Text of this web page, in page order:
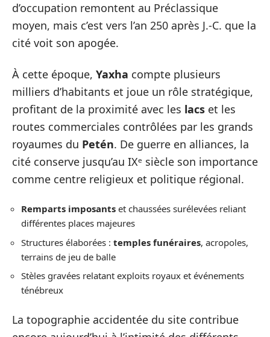
d’occupation remontent au Préclassique
moyen, mais c’est vers l’an 250 après J.-C. que la
cité voit son apogée.
À cette époque, Yaxha compte plusieurs
milliers d’habitants et joue un rôle stratégique,
profitant de la proximité avec les lacs et les
routes commerciales contrôlées par les grands
royaumes du Petén. De guerre en alliances, la
cité conserve jusqu’au IXᵉ siècle son importance
comme centre religieux et politique régional.
Remparts imposants et chaussées surélevées reliant
différentes places majeures
Structures élaborées : temples funéraires, acropoles,
terrains de jeu de balle
Stèles gravées relatant exploits royaux et événements
ténébreux
La topographie accidentée du site contribue